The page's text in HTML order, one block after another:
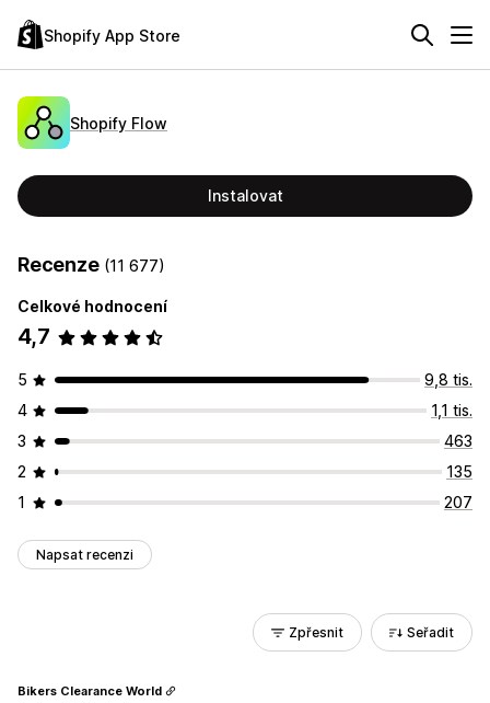
Shopify App Store
Shopify Flow
Instalovat
Recenze (11 677)
Celkové hodnocení
4,7
5
9,8 tis.
4
1,1 tis.
3
463
2
135
1
207
Napsat recenzi
Zpřesnit Seřadit
Bikers Clearance World